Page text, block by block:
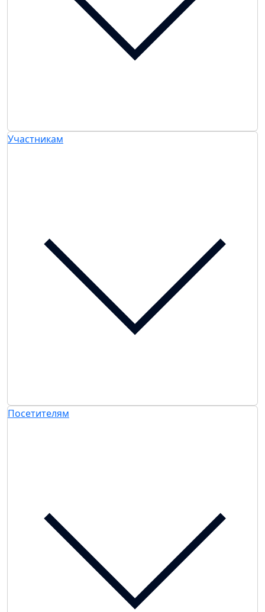
Участникам
Посетителям